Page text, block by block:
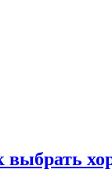
выбрать